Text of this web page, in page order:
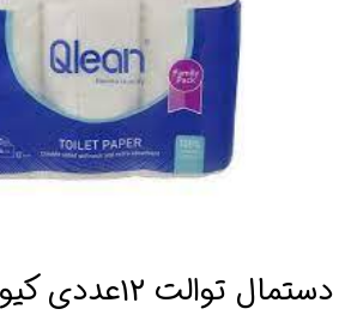
دستمال توالت 12عددی کیولین